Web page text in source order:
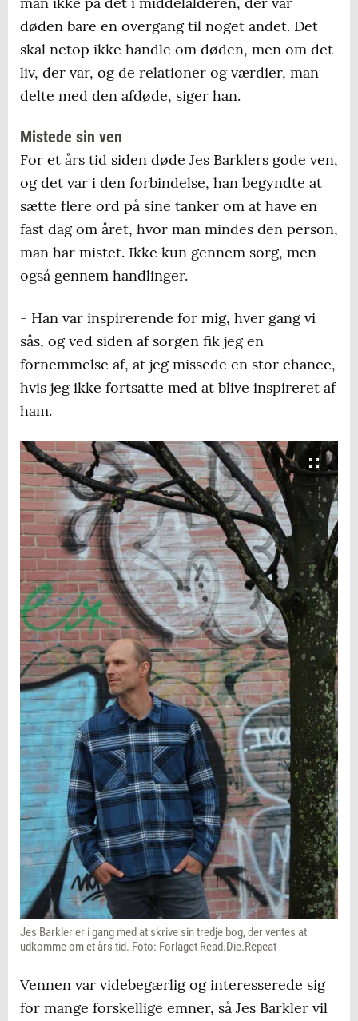
døden bare en overgang til noget andet. Det
skal netop ikke handle om døden, men om det
liv, der var, og de relationer og værdier, man
delte med den afdøde, siger han.
Mistede sin ven
For et års tid siden døde Jes Barklers gode ven,
og det var i den forbindelse, han begyndte at
sætte flere ord på sine tanker om at have en
fast dag om året, hvor man mindes den person,
man har mistet. Ikke kun gennem sorg, men
også gennem handlinger.
- Han var inspirerende for mig, hver gang vi
sås, og ved siden af sorgen fik jeg en
fornemmelse af, at jeg missede en stor chance,
hvis jeg ikke fortsatte med at blive inspireret af
ham.
Jes Barkler er i gang med at skrive sin tredje bog, der ventes at
udkomme om et års tid. Foto: Forlaget Read.Die.Repeat
Vennen var videbegærlig og interesserede sig
for mange forskellige emner, så Jes Barkler vil